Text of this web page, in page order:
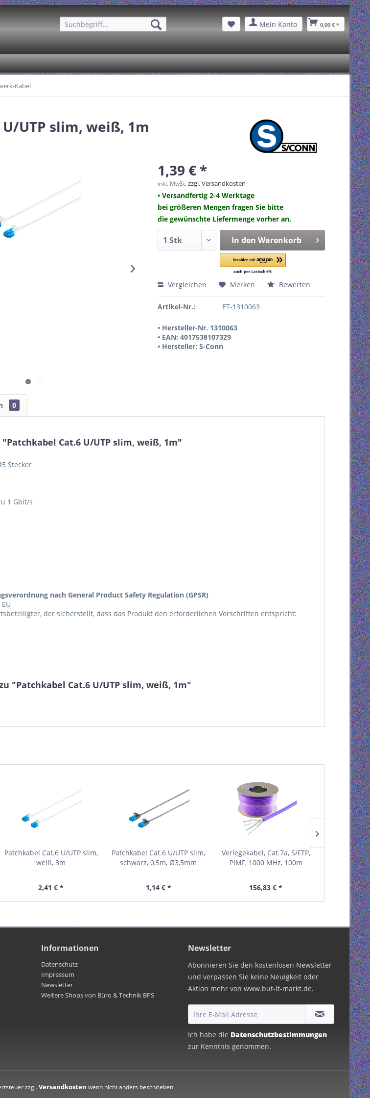
Mein Konto 0,00 € *
Kabel
UTP slim, weiß, 1m
1,39 € *
inkl. MwSt.zzgl. Versandkosten
• Versandfertig 2-4 Werktage
bei größeren Mengen fragen Sie bitte
die gewünschte Liefermenge vorher an.
In den Warenkorb
Vergleichen Merken Bewerten
Artikel-Nr.: ET-1310063
• Hersteller-Nr. 1310063
• EAN: 4017538107329
• Hersteller: S-Conn
0
Cat.6 U/UTP slim, weiß, 1m"
Stecker
1 Gbit/s
nach General Product Safety Regulation (GPSR)
der sicherstellt, dass das Produkt den erforderlichen Vorschriften entspricht:
"Patchkabel Cat.6 U/UTP slim, weiß, 1m"
Patchkabel Cat.6 U/UTP slim,
weiß, 3m
2,41 € *
Patchkabel Cat.6 U/UTP slim,
schwarz, 0,5m, Ø3,5mm
1,14 € *
Verlegekabel, Cat.7a, S/FTP,
PIMF, 1000 MHz, 100m
156,83 € *
Patchkabel
Informationen
Datenschutz
Impressum
Newsletter
Weitere Shops von Büro & Technik BPS
Newsletter
Abonnieren Sie den kostenlosen Newsletter
und verpassen Sie keine Neuigkeit oder
Aktion mehr von www.but-it-markt.de.
Ich habe die Datenschutzbestimmungen
zur Kenntnis genommen.
zzgl.Versandkosten wenn nicht anders beschrieben